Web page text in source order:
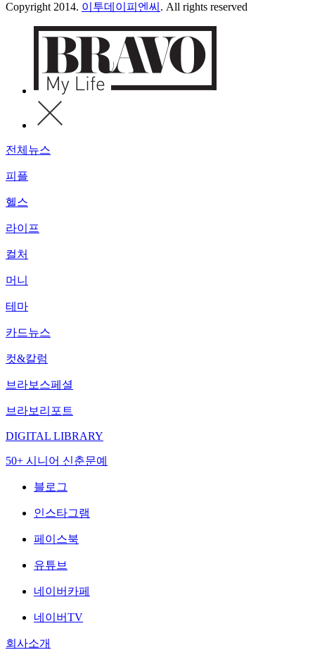
Copyright 2014. 이투데이피엔씨 . All rights reserved
전체뉴스
피플
헬스
라이프
컬처
머니
테마
카드뉴스
컷&칼럼
브라보스페셜
브라보리포트
DIGITAL LIBRARY
50+ 시니어 신춘문예
블로그
인스타그램
페이스북
유튜브
네이버카페
네이버TV
회사소개